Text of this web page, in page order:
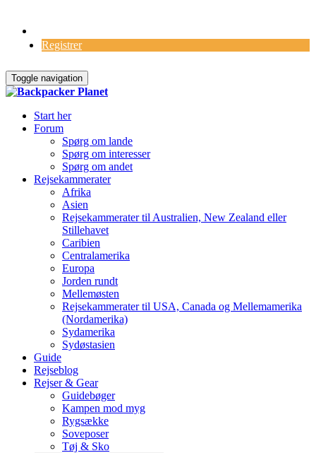
Registrer
Toggle navigation
Start her
Forum
Spørg om lande
Spørg om interesser
Spørg om andet
Rejsekammerater
Afrika
Asien
Rejsekammerater til Australien, New Zealand eller
Stillehavet
Caribien
Centralamerika
Europa
Jorden rundt
Mellemøsten
Rejsekammerater til USA, Canada og Mellemamerika
(Nordamerika)
Sydamerika
Sydøstasien
Guide
Rejseblog
Rejser & Gear
Guidebøger
Kampen mod myg
Rygsække
Soveposer
Tøj & Sko